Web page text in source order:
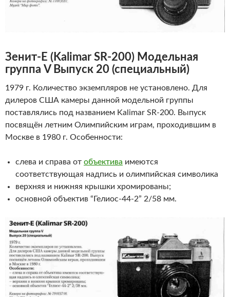
Зенит-Е ( Kalimar SR-200) Модельная
группа V Выпуск 20 (специальный)
1979 г. Количество экземпляров не установлено. Для
дилеров США камеры данной модельной группы
поставлялись под названием Kalimar SR-200. Выпуск
посвящён летним Олимпийским играм, проходившим в
Москве в 1980 г. Особенности:
слева и справа от объектива имеются
соответствующая надпись и олимпийская символика
верхняя и нижняя крышки хромированы;
основной объектив “Гелиос-44-2” 2/58 мм.